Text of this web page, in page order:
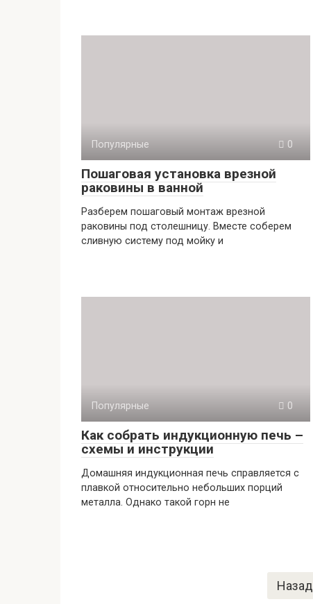
Популярные 0
Пошаговая установка врезной
раковины в ванной
​Разберем пошаговый монтаж врезной
раковины под столешницу. Вместе соберем
сливную систему под мойку и
Популярные 0
Как собрать индукционную печь –
схемы и инструкции
Домашняя индукционная печь справляется с
плавкой относительно небольших порций
металла. Однако такой горн не
Назад